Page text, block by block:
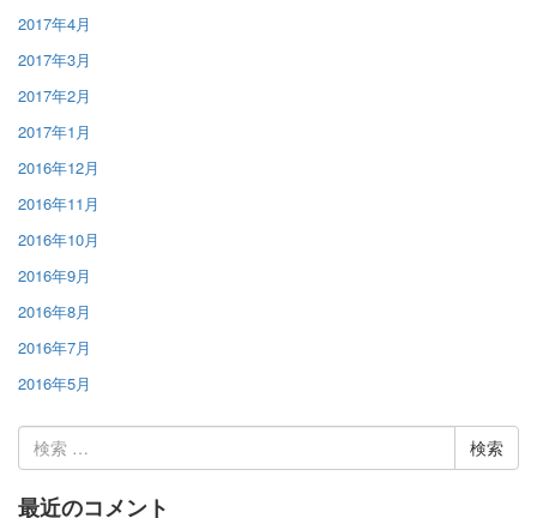
2017年4月
2017年3月
2017年2月
2017年1月
2016年12月
2016年11月
2016年10月
2016年9月
2016年8月
2016年7月
2016年5月
索:
最近のコメント